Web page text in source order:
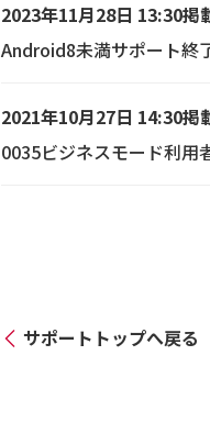
2023年11月28日 13:30掲
Android8未満サポート終
2021年10月27日 14:30掲
0035ビジネスモード利用
サポートトップへ戻る